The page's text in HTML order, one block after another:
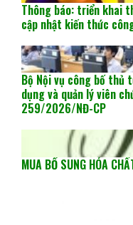
Thông báo: triển khai
cập nhật kiến thức
Bộ Nội vụ công bố thủ
dụng và quản lý viên
259/2026/NĐ-CP
MUA BỔ SUNG HÓA